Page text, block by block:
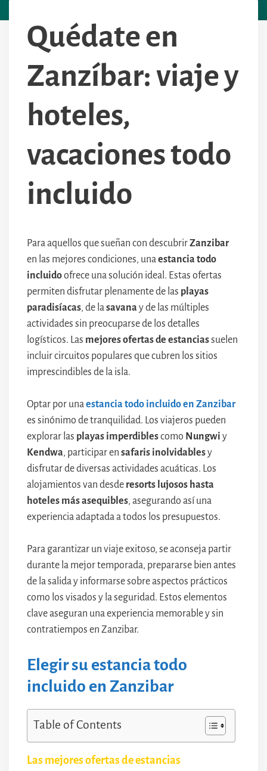
Quédate en
Zanzíbar: viaje y
hoteles,
vacaciones todo
incluido
Para aquellos que sueñan con descubrirZanzibar
en las mejores condiciones, unaestancia todo
incluidoofrece una solución ideal. Estas ofertas
permiten disfrutar plenamente de las playas
paradisíacas, de lasavana y de las múltiples
actividades sin preocuparse de los detalles
logísticos. Las mejores ofertas de estanciassuelen
incluir circuitos populares que cubren los sitios
imprescindibles de la isla.
Optar por unaestancia todo incluido en Zanzibar
es sinónimo de tranquilidad. Los viajeros pueden
explorar las playas imperdiblescomo Nungwi y
Kendwa, participar en safaris inolvidablesy
disfrutar de diversas actividades acuáticas. Los
alojamientos van desde resorts lujosos hasta
hoteles más asequibles, asegurando así una
experiencia adaptada a todos los presupuestos.
Para garantizar un viaje exitoso, se aconseja partir
durante la mejor temporada, prepararse bien antes
de la salida y informarse sobre aspectos prácticos
como los visados y la seguridad. Estos elementos
clave aseguran una experiencia memorable y sin
contratiempos en Zanzibar.
Elegir su estancia todo
incluido en Zanzibar
Table of Contents
Las mejores ofertas de estancias